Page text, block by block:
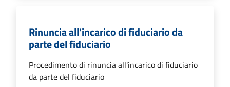
Rinuncia all'incarico di fiduciario da
parte del fiduciario
Procedimento di rinuncia all'incarico di fiduciario
da parte del fiduciario